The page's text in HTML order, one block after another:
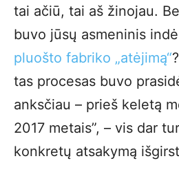
tai ačiū, tai aš žinojau.
buvo jūsų asmeninis
pluošto fabriko „atėjimą“
tas procesas buvo
anksčiau – prieš keletą
2017 metais”, – vis dar
konkretų atsakymą